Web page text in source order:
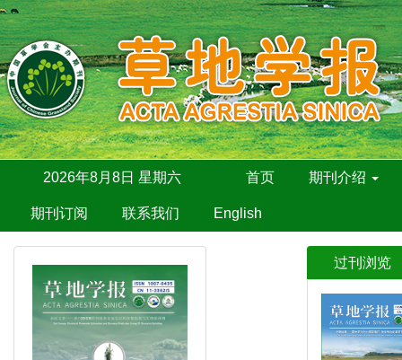
2026年8月8日 星期六 首页 期刊介绍
期刊订阅 联系我们 English
过刊浏览